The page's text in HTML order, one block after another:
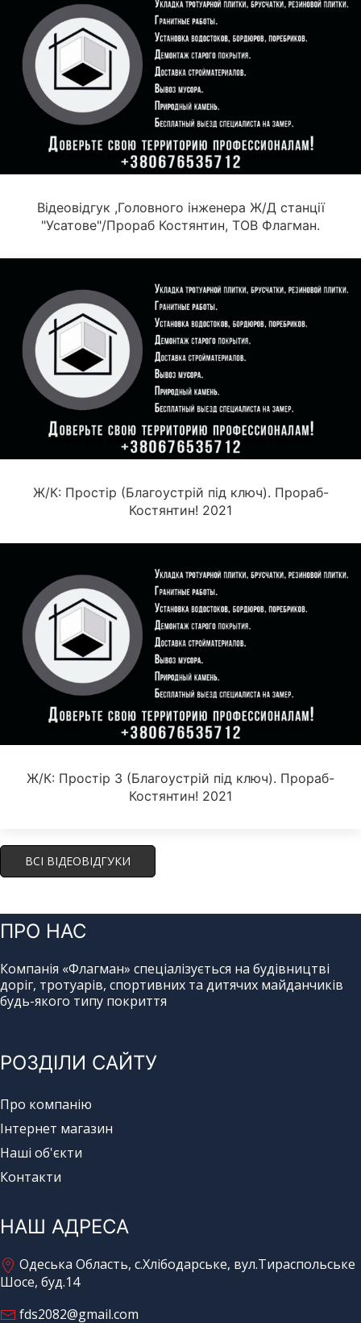
Відеовідгук ,Головного інженера Ж/Д станції
"Усатове"/Прораб Костянтин, ТОВ Флагман.
Ж/К: Простір (Благоустрій під ключ). Прораб-
Костянтин! 2021
Ж/К: Простір 3 (Благоустрій під ключ). Прораб-
Костянтин! 2021
ВСІ ВІДЕОВІДГУКИ
ПРО НАС
Компанія «Флагман» спеціалізується на будівництві
доріг, тротуарів, спортивних та дитячих майданчиків
будь-якого типу покриття
РОЗДІЛИ САЙТУ
Про компанію
Інтернет магазин
Наші об'єкти
Контакти
НАШ АДРЕСА
Одеська Область, с.Хлібодарське, вул.Тираспольське
Шосе, буд.14
fds2082@gmail.com